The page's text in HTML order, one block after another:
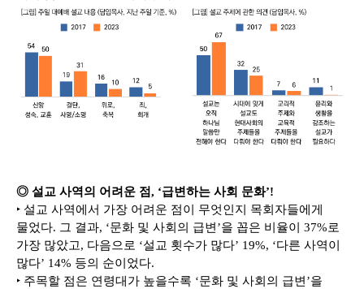
◎ 설교 사역의 어려운 점, ‘급변하는 사회 문화’!
‣ 설교 사역에서 가장 어려운 점이 무엇인지 목회자들에게
물었다. 그 결과, ‘문화 및 사회의 급변’을 꼽은 비율이 37%로
가장 많았고, 다음으로 ‘설교 횟수가 많다’ 19%, ‘다른 사역이
많다’ 14% 등의 순이었다.
‣ 주목할 점은 연령대가 높을수록 ‘문화 및 사회의 급변’을